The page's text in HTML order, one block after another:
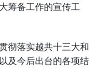
筹备工作的宣传工
彻落实越共十三大和
及今后出台的各项结